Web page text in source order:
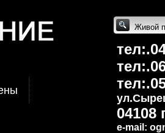
04108
e-mail: